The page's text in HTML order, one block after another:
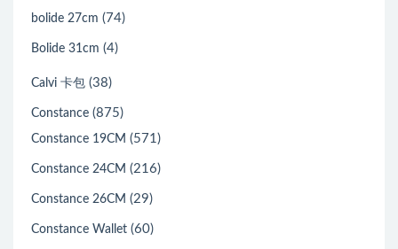
bolide 27cm (74)
Bolide 31cm (4)
Calvi 卡包 (38)
Constance (875)
Constance 19CM (571)
Constance 24CM (216)
Constance 26CM (29)
Constance Wallet (60)